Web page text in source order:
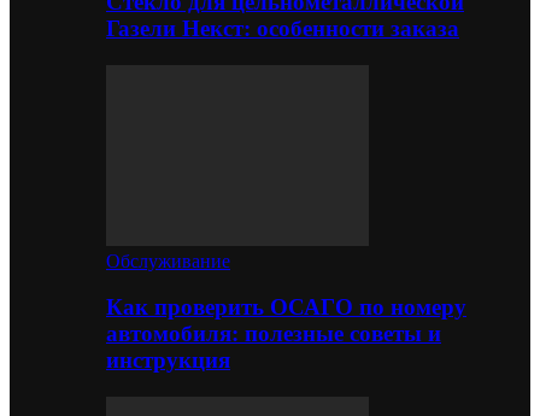
Газели Некст: особенности заказа
Обслуживание
Как проверить ОСАГО по номеру
автомобиля: полезные советы и
инструкция